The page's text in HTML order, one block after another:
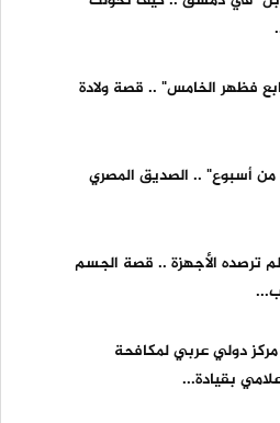
فظهر الخامس" .. قصة ولادة
أسبوع" .. الصديق المصري
ولم ترصده الأجهزة .. قصة الجسم
دولي عربي لمكافحة
بقيادة...